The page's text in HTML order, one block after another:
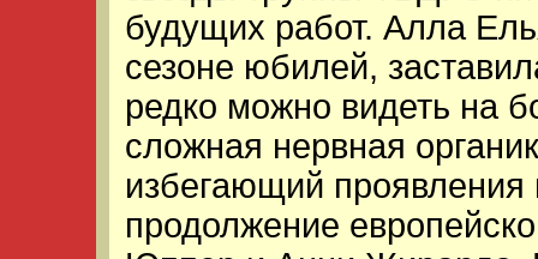
будущих работ. Алла
сезоне юбилей,
редко можно видеть на
сложная нервная
избегающий
продолжение